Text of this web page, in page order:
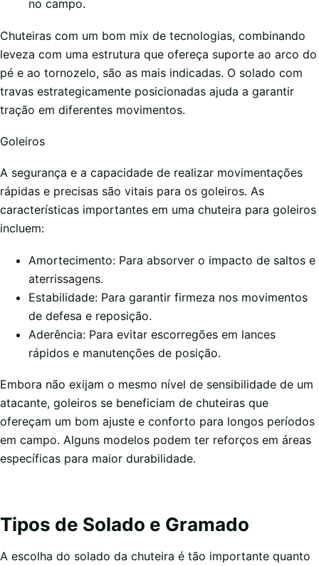
no campo.
Chuteiras com um bom mix de tecnologias, combinando
leveza com uma estrutura que ofereça suporte ao arco do
pé e ao tornozelo, são as mais indicadas. O solado com
travas estrategicamente posicionadas ajuda a garantir
tração em diferentes movimentos.
Goleiros
A segurança e a capacidade de realizar movimentações
rápidas e precisas são vitais para os goleiros. As
características importantes em uma chuteira para goleiros
incluem:
Amortecimento: Para absorver o impacto de saltos e
aterrissagens.
Estabilidade: Para garantir firmeza nos movimentos
de defesa e reposição.
Aderência: Para evitar escorregões em lances
rápidos e manutenções de posição.
Embora não exijam o mesmo nível de sensibilidade de um
atacante, goleiros se beneficiam de chuteiras que
ofereçam um bom ajuste e conforto para longos períodos
em campo. Alguns modelos podem ter reforços em áreas
específicas para maior durabilidade.
Tipos de Solado e Gramado
A escolha do solado da chuteira é tão importante quanto